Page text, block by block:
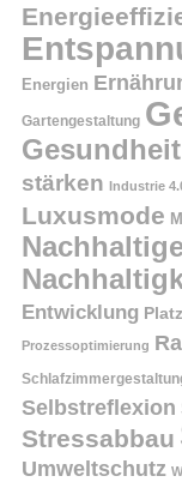
Energien
Gartengestaltung
Gesundheit
stärken Industrie
Luxusmode
Entwicklung
Prozessoptimierung
Selbstreflexion
Stressabbau
Umweltschutz